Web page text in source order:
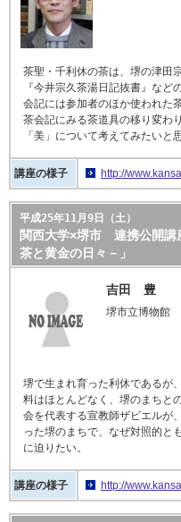
茶聖・千利休の茶は、堺の津田
『今井宗久茶湯日記抜書』な
会記には参加者のほか使われた
茶会記にみる茶道具の移り変わ
「美」について考えてみたいと
講座の様子 http://
平成25年11月9日（土）
関西大学×堺市 連携公
茶と黄金の日々－」
吉田 豊
堺市立博物館
堺で生まれ育った利休であるが
料はほとんどなく、堺のまちと
会を代表する宣教師ザビエルが
った堺のまちで、なぜ対照的と
に迫りたい。
講座の様子 http://